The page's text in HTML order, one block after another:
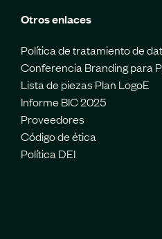
Otros enlaces
Política de tratamiento de
Conferencia Branding para
Lista de piezas Plan LogoE
Informe BIC 2025
Proveedores
Código de ética
Política DEI